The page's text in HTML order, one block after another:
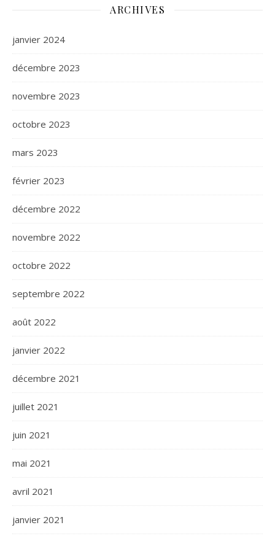
ARCHIVES
janvier 2024
décembre 2023
novembre 2023
octobre 2023
mars 2023
février 2023
décembre 2022
novembre 2022
octobre 2022
septembre 2022
août 2022
janvier 2022
décembre 2021
juillet 2021
juin 2021
mai 2021
avril 2021
janvier 2021